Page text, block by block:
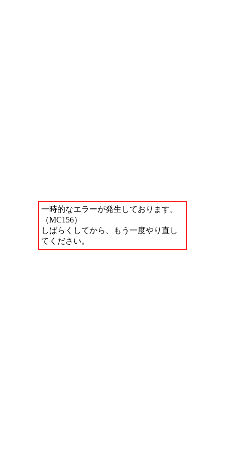
一時的なエラーが発生しております。
（MC156）
しばらくしてから、もう一度やり直し
てください。